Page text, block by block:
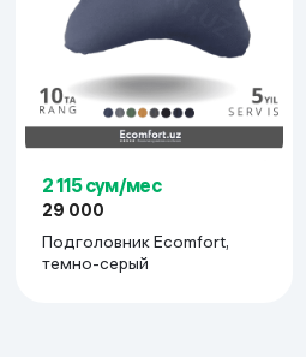
2 115 сум/мес
29 000
Подголовник Ecomfort,
темно-серый